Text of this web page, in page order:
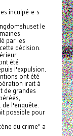
inculpé-e-s
le
par les
décision.
été
l'expulsion.
ont été
irait à
de grandes
l'enquête.
possible pour
du crime" a